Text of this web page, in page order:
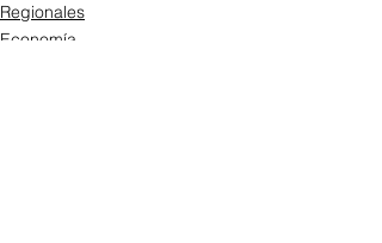
Regionales
Economía